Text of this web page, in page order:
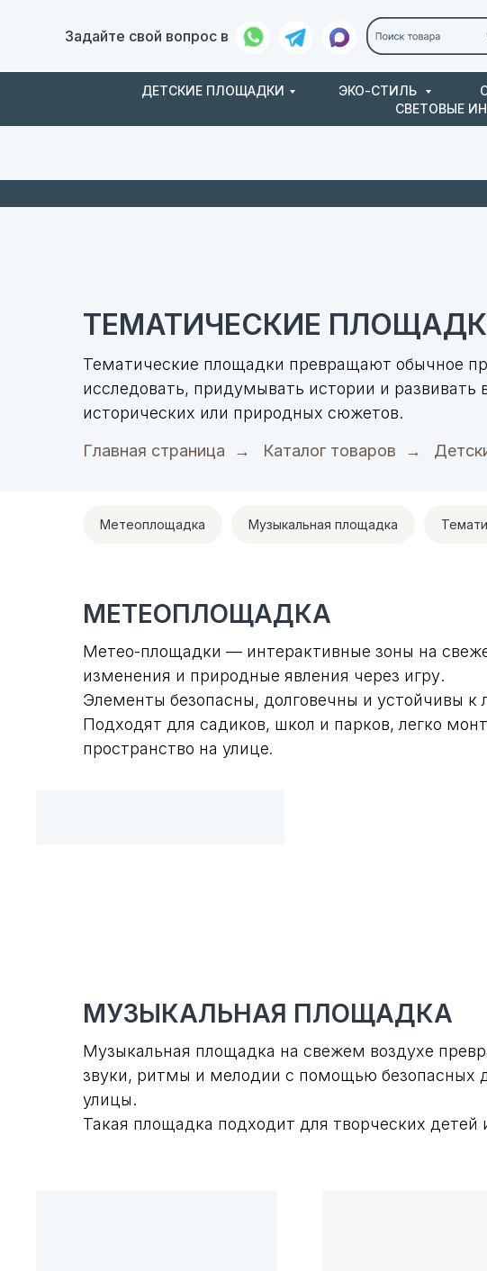
Задайте свой вопрос в
ДЕТСКИЕ ПЛОЩАДКИ ЭКО-СТИЛЬ
СВЕТОВЫЕ
ТЕМАТИЧЕСКИЕ
Тематические площадки превращают обычное
исследовать, придумывать истории и
исторических или природных сюжетов.
Главная страница
→ Каталог товаров →
Метеоплощадка Музыкальная площадка
МЕТЕОПЛОЩАДКА
Метео-площадки — интерактивные зоны на
изменения и природные явления через игру.
Элементы безопасны, долговечны и устойчивы
Подходят для садиков, школ и парков, легко
пространство на улице.
МУЗЫКАЛЬНАЯ ПЛОЩАДКА
Музыкальная площадка на свежем воздухе
звуки, ритмы и мелодии с помощью безопасных
улицы.
Такая площадка подходит для творческих